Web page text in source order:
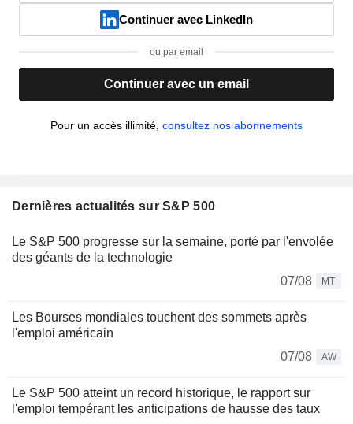
Continuer avec LinkedIn
ou par email
Continuer avec un email
Pour un accès illimité, consultez nos abonnements
Dernières actualités sur S&P 500
Le S&P 500 progresse sur la semaine, porté par l'envolée
des géants de la technologie
07/08
MT
Les Bourses mondiales touchent des sommets après
l'emploi américain
07/08
AW
Le S&P 500 atteint un record historique, le rapport sur
l'emploi tempérant les anticipations de hausse des taux